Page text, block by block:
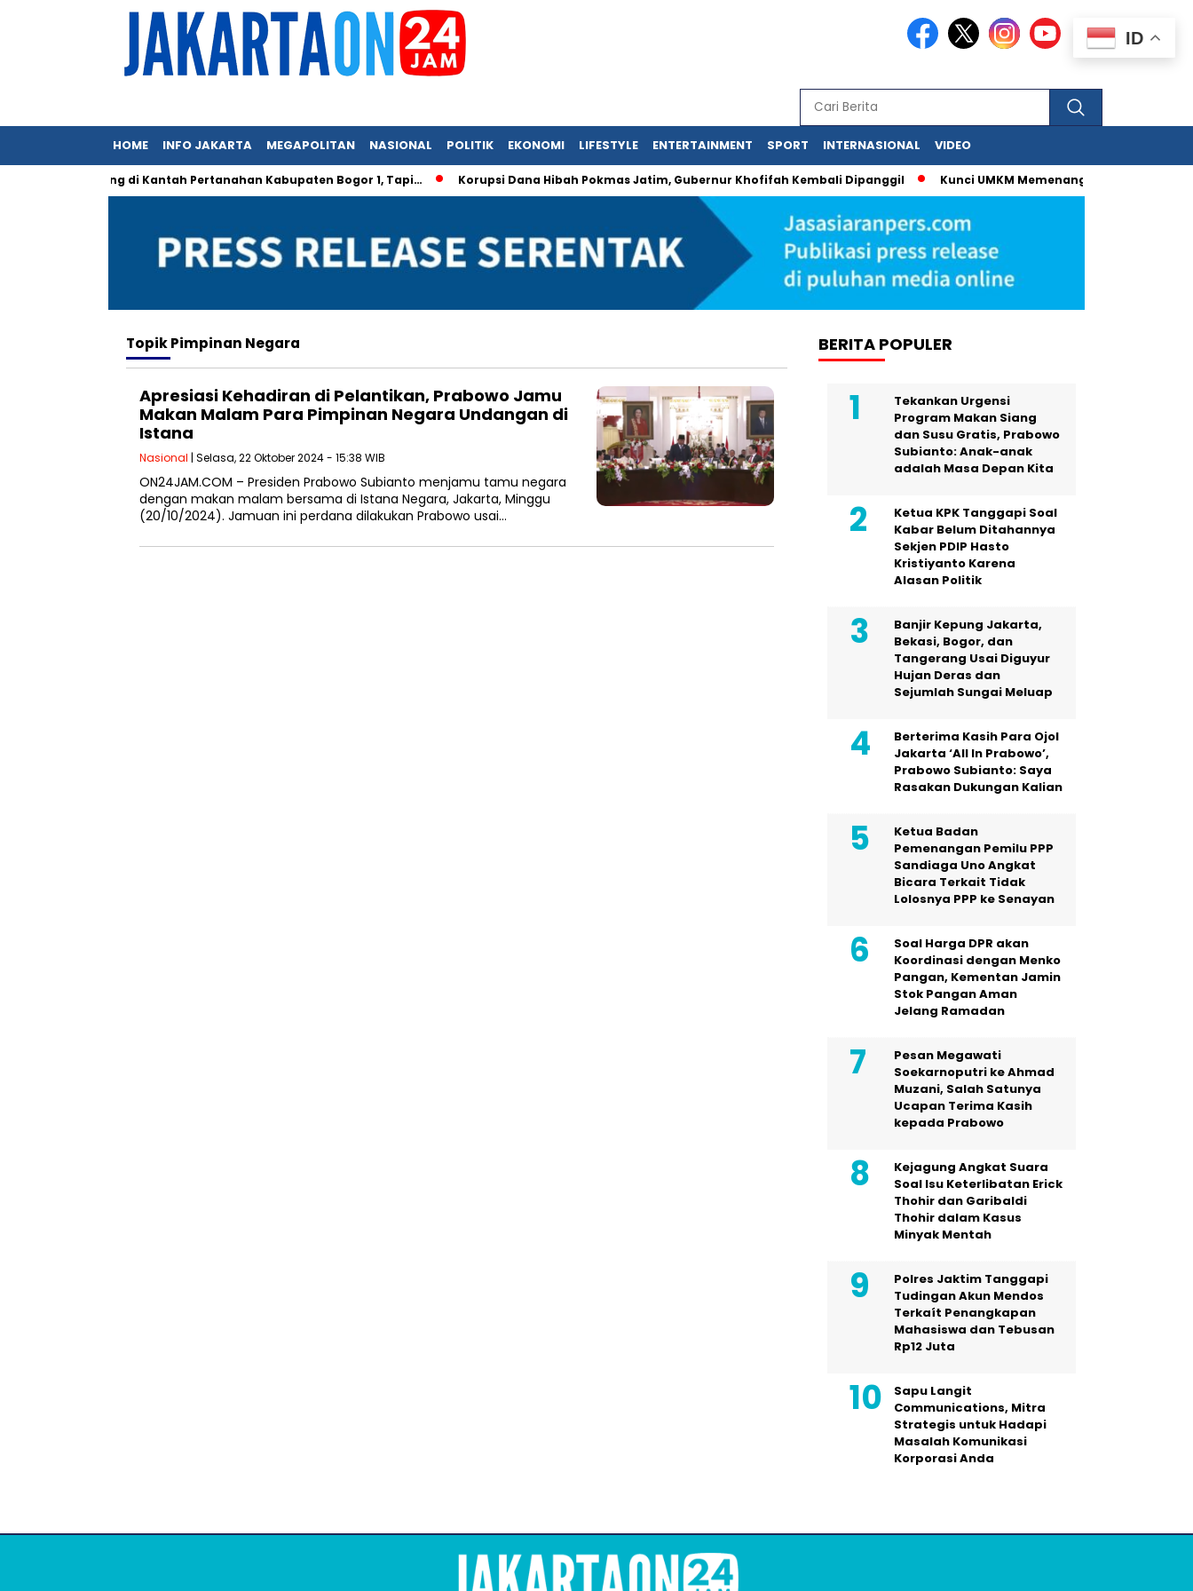
HOME INFO JAKARTA MEGAPOLITAN NASIONAL POLITIK EKONOMI LIFESTYLE ENTERTAINMENT SPORT INTERNASIONAL VIDEO
Mungkin Hilang di Kantah Pertanahan Kabupaten Bogor 1, Tapi… Korupsi Dana Hibah Pokmas Jatim, Gubernur Khofifah Kembali Dipanggil Kunci UMKM Memenangkan Perhatian
TopikPimpinan Negara
Apresiasi Kehadiran di Pelantikan, Prabowo Jamu
Makan Malam Para Pimpinan Negara Undangan di
Istana
Nasional | Selasa, 22 Oktober 2024 - 15:38 WIB
ON24JAM.COM – Presiden Prabowo Subianto menjamu tamu negara
dengan makan malam bersama di Istana Negara, Jakarta, Minggu
(20/10/2024). Jamuan ini perdana dilakukan Prabowo usai…
BERITA POPULER
Tekankan Urgensi
Program Makan Siang
dan Susu Gratis, Prabowo
Subianto: Anak-anak
adalah Masa Depan Kita
Ketua KPK Tanggapi Soal
Kabar Belum Ditahannya
Sekjen PDIP Hasto
Kristiyanto Karena
Alasan Politik
Banjir Kepung Jakarta,
Bekasi, Bogor, dan
Tangerang Usai Diguyur
Hujan Deras dan
Sejumlah Sungai Meluap
Berterima Kasih Para Ojol
Jakarta ‘All In Prabowo’,
Prabowo Subianto: Saya
Rasakan Dukungan Kalian
Ketua Badan
Pemenangan Pemilu PPP
Sandiaga Uno Angkat
Bicara Terkait Tidak
Lolosnya PPP ke Senayan
Soal Harga DPR akan
Koordinasi dengan Menko
Pangan, Kementan Jamin
Stok Pangan Aman
Jelang Ramadan
Pesan Megawati
Soekarnoputri ke Ahmad
Muzani, Salah Satunya
Ucapan Terima Kasih
kepada Prabowo
Kejagung Angkat Suara
Soal Isu Keterlibatan Erick
Thohir dan Garibaldi
Thohir dalam Kasus
Minyak Mentah
Polres Jaktim Tanggapi
Tudingan Akun Mendos
Terkaít Penangkapan
Mahasiswa dan Tebusan
Rp12 Juta
Sapu Langit
Communications, Mitra
Strategis untuk Hadapi
Masalah Komunikasi
Korporasi Anda
ID